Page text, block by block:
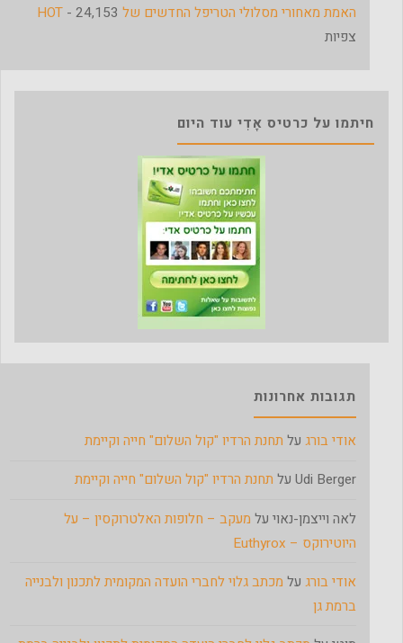
האמת מאחורי מסלולי הטריפל החדשים של HOT - 24,153
צפיות
חיתמו על כרטיס אָדִי עוד היום
תגובות אחרונות
אודי בורג על תחנת הרדיו "קול השלום" חייה וקיימת
Udi Berger על תחנת הרדיו "קול השלום" חייה וקיימת
לאה וייצמן-נאוי על מעקב – חלופות האלטרוקסין – על
היוטירוקס – Euthyrox
אודי בורג על מכתב גלוי לחברי הועדה המקומית לתכנון ולבנייה
ברמת גן